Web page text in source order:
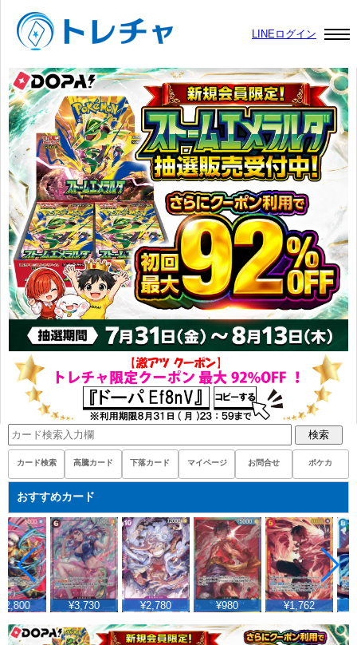
LINEログイン
検索
カード検索 高騰カード 下落カード マイページ お問合せ ポケカ
おすすめカード
¥3,730 ¥2,780 ¥980 ¥1,762